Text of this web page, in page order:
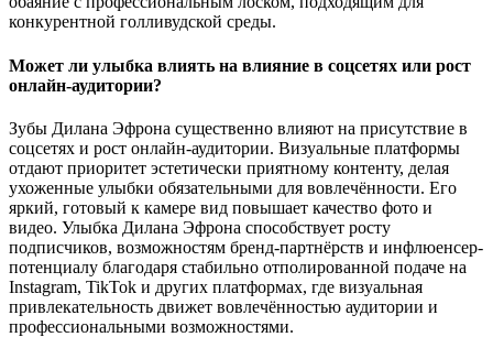
конкурентной голливудской среды.
Может ли улыбка влиять на влияние в соцсетях или рост
онлайн-аудитории?
Зубы Дилана Эфрона существенно влияют на присутствие в
соцсетях и рост онлайн-аудитории. Визуальные платформы
отдают приоритет эстетически приятному контенту, делая
ухоженные улыбки обязательными для вовлечённости. Его
яркий, готовый к камере вид повышает качество фото и
видео. Улыбка Дилана Эфрона способствует росту
подписчиков, возможностям бренд-партнёрств и инфлюенсер-
потенциалу благодаря стабильно отполированной подаче на
Instagram, TikTok и других платформах, где визуальная
привлекательность движет вовлечённостью аудитории и
профессиональными возможностями.